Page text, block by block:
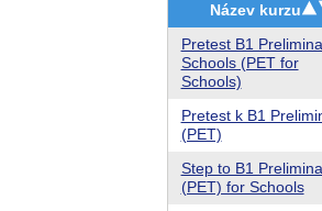
Název kurzu
Pretest B1
Schools (PET for
Schools)
Pretest k B1
(PET)
Step to B1
(PET) for Schools